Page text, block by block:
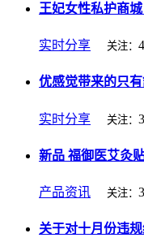
王妃女性私护商
实时分享 关注：
优感觉带来的只
实时分享 关注：
新品 福御医艾灸
产品资讯 关注：
关于对十月份违